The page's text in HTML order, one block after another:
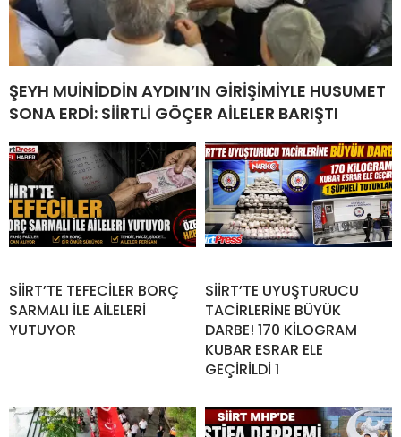
ŞEYH MUİNİDDİN AYDIN’IN GİRİŞİMİYLE HUSUMET
SONA ERDİ: SİİRTLİ GÖÇER AİLELER BARIŞTI
SİİRT’TE TEFECİLER BORÇ
SARMALI İLE AİLELERİ
YUTUYOR
SİİRT’TE UYUŞTURUCU
TACİRLERİNE BÜYÜK
DARBE! 170 KİLOGRAM
KUBAR ESRAR ELE
GEÇİRİLDİ 1